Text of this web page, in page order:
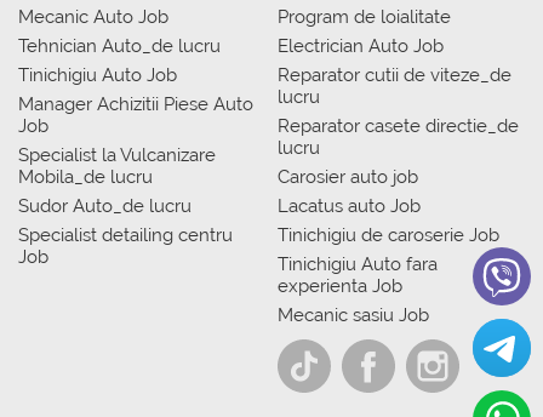
Mecanic Auto Job
Tehnician Auto_de lucru
Tinichigiu Auto Job
Manager Achizitii Piese Auto
Job
Specialist la Vulcanizare
Mobila_de lucru
Sudor Auto_de lucru
Specialist detailing centru
Job
Program de loialitate
Electrician Auto Job
Reparator cutii de viteze_de
lucru
Reparator casete directie_de
lucru
Carosier auto job
Lacatus auto Job
Tinichigiu de caroserie Job
Tinichigiu Auto fara
experienta Job
Mecanic sasiu Job